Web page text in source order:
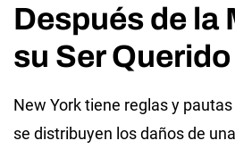
Después de la
su Ser Querido
New York tiene reglas y
se distribuyen los daños de